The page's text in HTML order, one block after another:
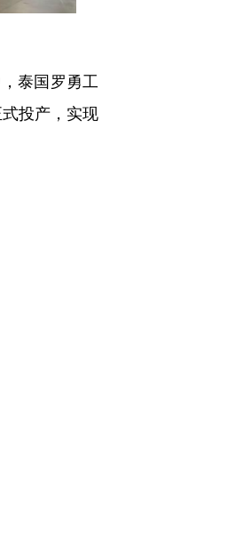
泰国罗勇工
投产，实现